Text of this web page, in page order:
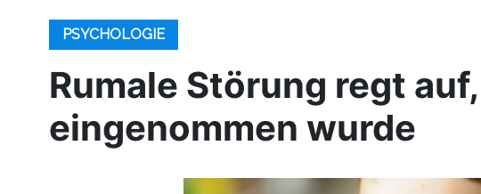
PSYCHOLOGIE
Rumale Störung regt
eingenommen wurde